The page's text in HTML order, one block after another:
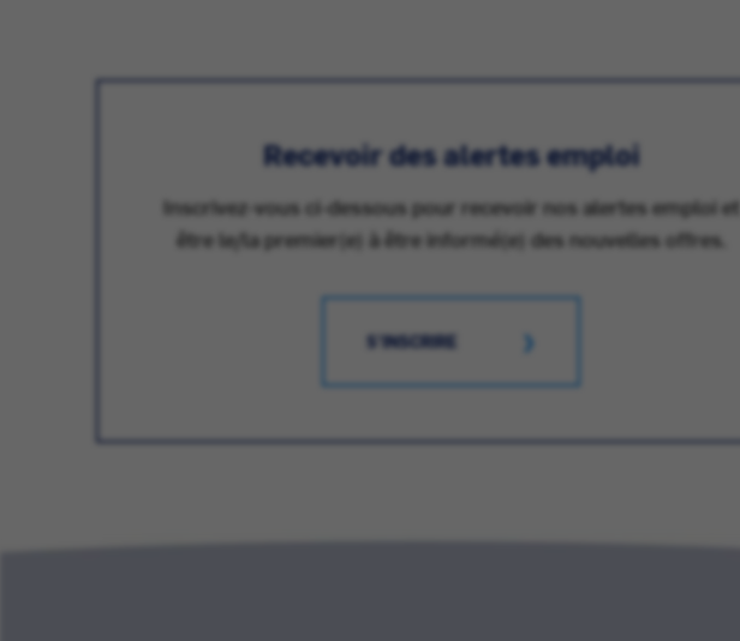
Recevoir des alertes emploi
Inscrivez-vous ci-dessous pour recevoir nos alertes emploi et
être le/la premier(e) à être informé(e) des nouvelles offres.
S'INSCRIRE